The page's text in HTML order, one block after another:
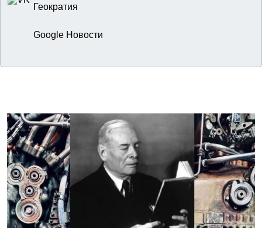
Геократия
Google Новости